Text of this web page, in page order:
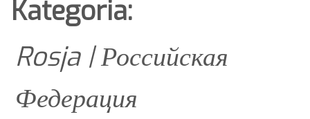
Kategoria:
Rosja | Российская
Федерация